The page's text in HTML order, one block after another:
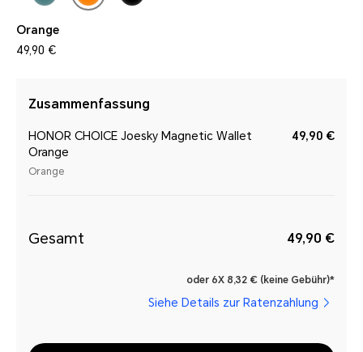
Orange
49,90 €
Zusammenfassung
HONOR CHOICE Joesky Magnetic Wallet
Orange
Orange
49,90 €
Gesamt 49,90 €
oder 6X 8,32 € (keine Gebühr)*
Siehe Details zur Ratenzahlung